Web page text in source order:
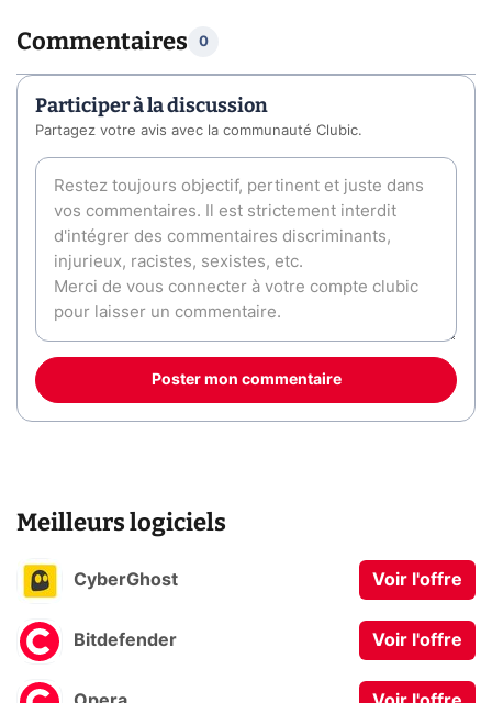
Commentaires 0
Participer à la discussion
Partagez votre avis avec la communauté Clubic.
Poster mon commentaire
Meilleurs logiciels
CyberGhost Voir l'offre
Bitdefender Voir l'offre